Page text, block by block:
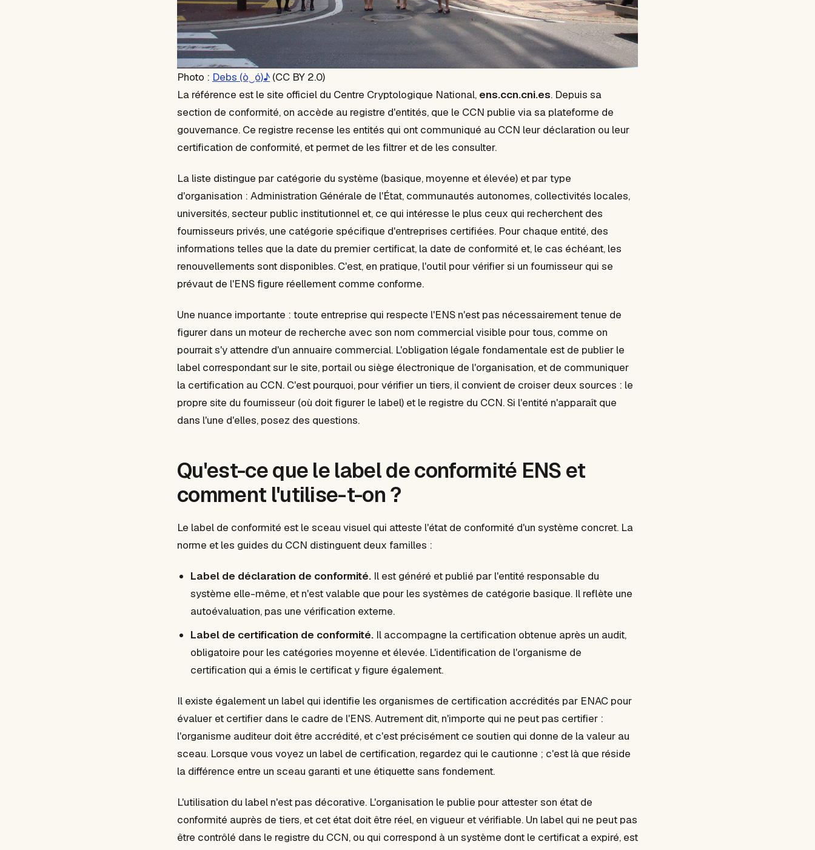
Photo : Debs (ò‿ó)♪ (CC BY 2.0)
La référence est le site officiel du Centre Cryptologique National, ens.ccn.cni.es. Depuis sa
section de conformité, on accède au registre d'entités, que le CCN publie via sa plateforme de
gouvernance. Ce registre recense les entités qui ont communiqué au CCN leur déclaration ou leur
certification de conformité, et permet de les filtrer et de les consulter.
La liste distingue par catégorie du système (basique, moyenne et élevée) et par type
d'organisation : Administration Générale de l'État, communautés autonomes, collectivités locales,
universités, secteur public institutionnel et, ce qui intéresse le plus ceux qui recherchent des
fournisseurs privés, une catégorie spécifique d'entreprises certifiées. Pour chaque entité, des
informations telles que la date du premier certificat, la date de conformité et, le cas échéant, les
renouvellements sont disponibles. C'est, en pratique, l'outil pour vérifier si un fournisseur qui se
prévaut de l'ENS figure réellement comme conforme.
Une nuance importante : toute entreprise qui respecte l'ENS n'est pas nécessairement tenue de
figurer dans un moteur de recherche avec son nom commercial visible pour tous, comme on
pourrait s'y attendre d'un annuaire commercial. L'obligation légale fondamentale est de publier le
label correspondant sur le site, portail ou siège électronique de l'organisation, et de communiquer
la certification au CCN. C'est pourquoi, pour vérifier un tiers, il convient de croiser deux sources : le
propre site du fournisseur (où doit figurer le label) et le registre du CCN. Si l'entité n'apparaît que
dans l'une d'elles, posez des questions.
Qu'est-ce que le label de conformité ENS et
comment l'utilise-t-on ?
Le label de conformité est le sceau visuel qui atteste l'état de conformité d'un système concret. La
norme et les guides du CCN distinguent deux familles :
Label de déclaration de conformité. Il est généré et publié par l'entité responsable du
système elle-même, et n'est valable que pour les systèmes de catégorie basique. Il reflète une
autoévaluation, pas une vérification externe.
Label de certification de conformité. Il accompagne la certification obtenue après un audit,
obligatoire pour les catégories moyenne et élevée. L'identification de l'organisme de
certification qui a émis le certificat y figure également.
Il existe également un label qui identifie les organismes de certification accrédités par ENAC pour
évaluer et certifier dans le cadre de l'ENS. Autrement dit, n'importe qui ne peut pas certifier :
l'organisme auditeur doit être accrédité, et c'est précisément ce soutien qui donne de la valeur au
sceau. Lorsque vous voyez un label de certification, regardez qui le cautionne ; c'est là que réside
la différence entre un sceau garanti et une étiquette sans fondement.
L'utilisation du label n'est pas décorative. L'organisation le publie pour attester son état de
conformité auprès de tiers, et cet état doit être réel, en vigueur et vérifiable. Un label qui ne peut pas
être contrôlé dans le registre du CCN, ou qui correspond à un système dont le certificat a expiré, est